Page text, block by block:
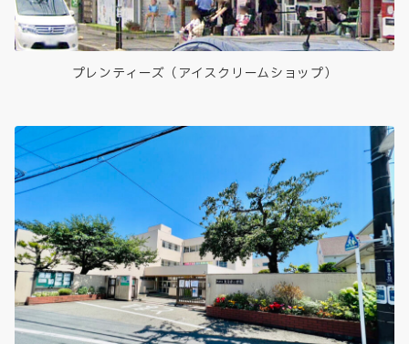
プレンティーズ（アイスクリームショップ）